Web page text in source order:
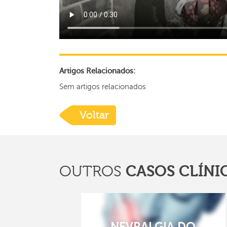
Artigos Relacionados:
Sem artigos relacionados
Voltar
OUTROS CASOS